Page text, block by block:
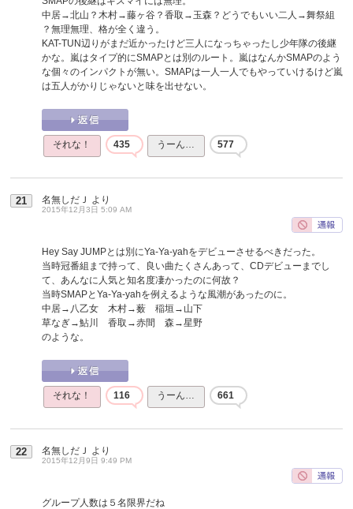
中居→北山？木村→藤ヶ谷？香取→玉森？どうでもいい二人→舞祭組
？無理無理、格が全く違う。
KAT-TUN辺りがまだ近かったけど三人になっちゃったし少年隊の後継
かな。嵐はタイプ的にSMAPとは別のルート。嵐はなんかSMAPのよう
な個々のインパクトが無い。SMAPは一人一人でもやっていけるけど嵐
は五人がかりじゃないと味を出せない。
それな！ 435 うーん… 577
21 名無しだＪ より
2015年12月3日 5:09 AM
Hey Say JUMPとは別にYa-Ya-yahをデビューさせるべきだった。
当時冠番組まで持って、良い曲たくさんあって、CDデビューまでし
て、あんなに人気と知名度凄かったのに何故？
当時SMAPとYa-Ya-yahを例えるような風潮があったのに。
中居→八乙女 木村→薮 稲垣→山下
草なぎ→鮎川 香取→赤間 森→星野
のような。
それな！ 116 うーん… 661
22 名無しだＪ より
2015年12月9日 9:49 PM
グループ人数は５名限界だね